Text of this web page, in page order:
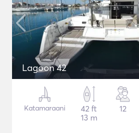
Lagoon 42
Katamaraani
42 ft
13 m
12